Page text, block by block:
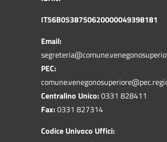
IT56B0538750620000049398181
Email:
PEC:
Centralino Unico:0331 828411
Fax:0331 827314
Codice Univoco Uffici: